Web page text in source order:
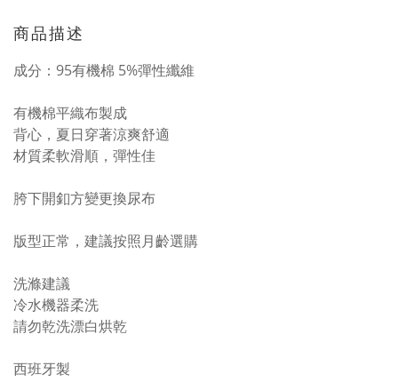
商品描述
成分：95有機棉 5%彈性纖維
有機棉平織布製成
背心，夏日穿著涼爽舒適
材質柔軟滑順，彈性佳
胯下開釦方變更換尿布
版型正常，建議按照月齡選購
洗滌建議
冷水機器柔洗
請勿乾洗漂白烘乾
西班牙製